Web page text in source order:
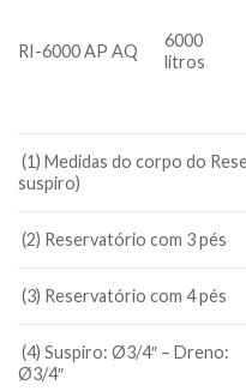
RI-6000 AP AQ
6000
litros
(1) Medidas do corpo do
suspiro)
(2) Reservatório com 3 pés
(3) Reservatório com 4 pés
(4) Suspiro: Ø3/4″ – Dreno:
Ø3/4″